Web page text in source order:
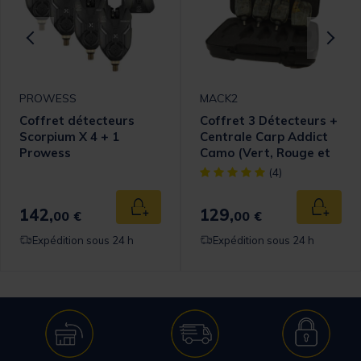
panier
PROWESS
Coffret détecteurs
Scorpium X 4 + 1
Prowess
142,00 € Ajouter au panier
Expédition sous 24 h
MACK2
Coffret 3 Détecteurs +
Centrale Carp Addict
Camo (Vert, Rouge et
Bleu)
[object Object] out of 5
(4)
129,00 €
Expédition sous 24 h